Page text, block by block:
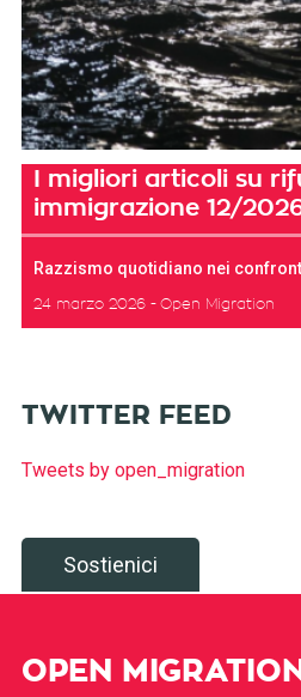
I migliori articoli su
immigrazione 12/
Razzismo quotidiano nei
24 marzo 2026 Open Migration
TWITTER FEED
Tweets by open_migration
Sostienici
OPEN MIGRATION